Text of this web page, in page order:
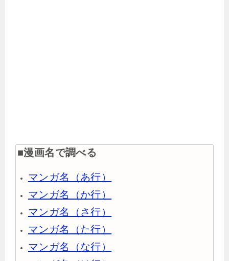
■漫画名で調べる
マンガ名（あ行）
マンガ名（か行）
マンガ名（さ行）
マンガ名（た行）
マンガ名（な行）